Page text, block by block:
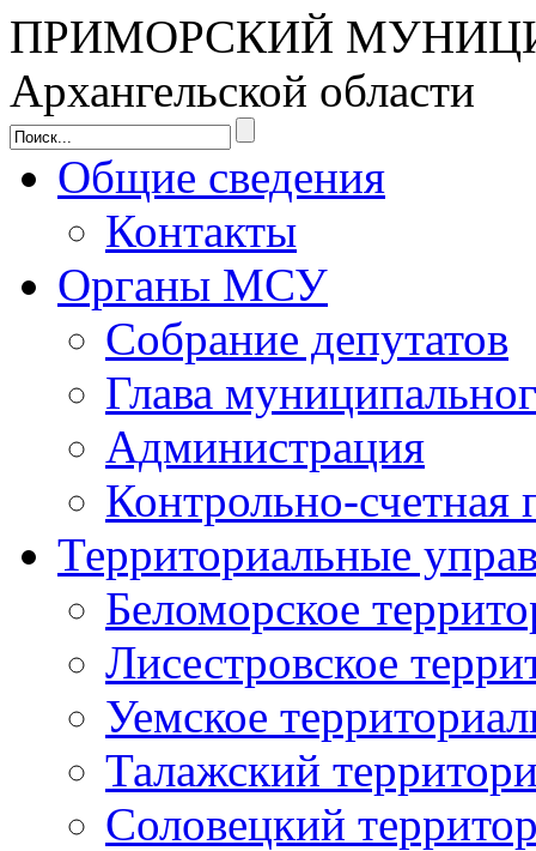
ПРИМОРСКИЙ
Архангельской области
Общие сведения
Контакты
Органы МСУ
Собрание депутатов
Глава
Администрация
Контрольно-счетная
Территориальные
Беломорское
Лисестровское
Уемское
Талажский
Соловецкий